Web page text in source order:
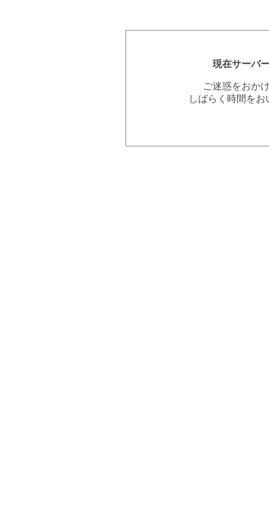
現在サーバ
ご迷惑をおか
しばらく時間を